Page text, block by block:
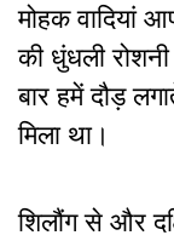
मोहक वादियां
की धुंधली
बार हमें दौड़
मिला था।
शिलौंग से और